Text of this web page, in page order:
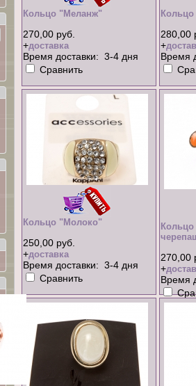
Кольцо "Меланж"
270,00 руб.
+доставка
Время доставки: 3-4 дня
Сравнить
280,00
+
Время
Кольцо "Молоко"
250,00 руб.
+доставка
Время доставки: 3-4 дня
Сравнить
270,00
+
Время